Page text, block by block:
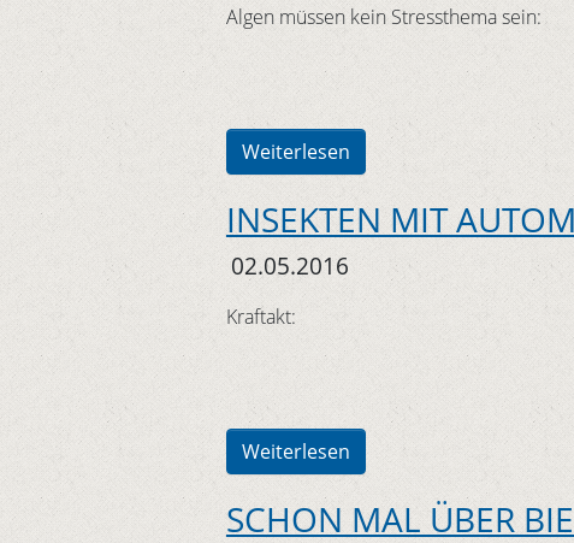
Algen müssen kein Stressthema sein:
Weiterlesen
INSEKTEN MIT
02.05.2016
Kraftakt:
Weiterlesen
SCHON MAL ÜBER